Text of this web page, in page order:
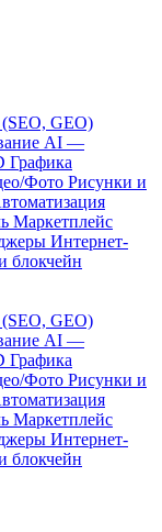
GEO)
AI —
Графика
Фото Рисунки и
Маркетплейс
Интернет-
блокчейн
GEO)
AI —
Графика
Фото Рисунки и
Маркетплейс
Интернет-
блокчейн